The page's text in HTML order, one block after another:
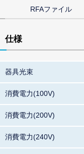
RFAファイル
仕様
器具光束
消費電力(100V)
消費電力(200V)
消費電力(240V)